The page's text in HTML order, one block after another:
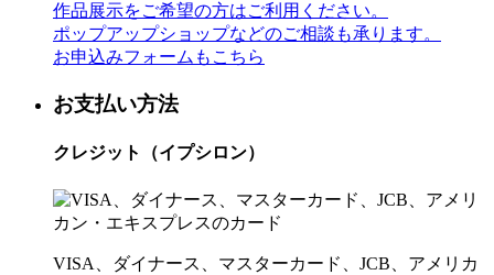
作品展示をご希望の方はご利用ください。
ポップアップショップなどのご相談も承ります。
お申込みフォームもこちら
お支払い方法
クレジット（イプシロン）
VISA、ダイナース、マスターカード、JCB、アメリカ